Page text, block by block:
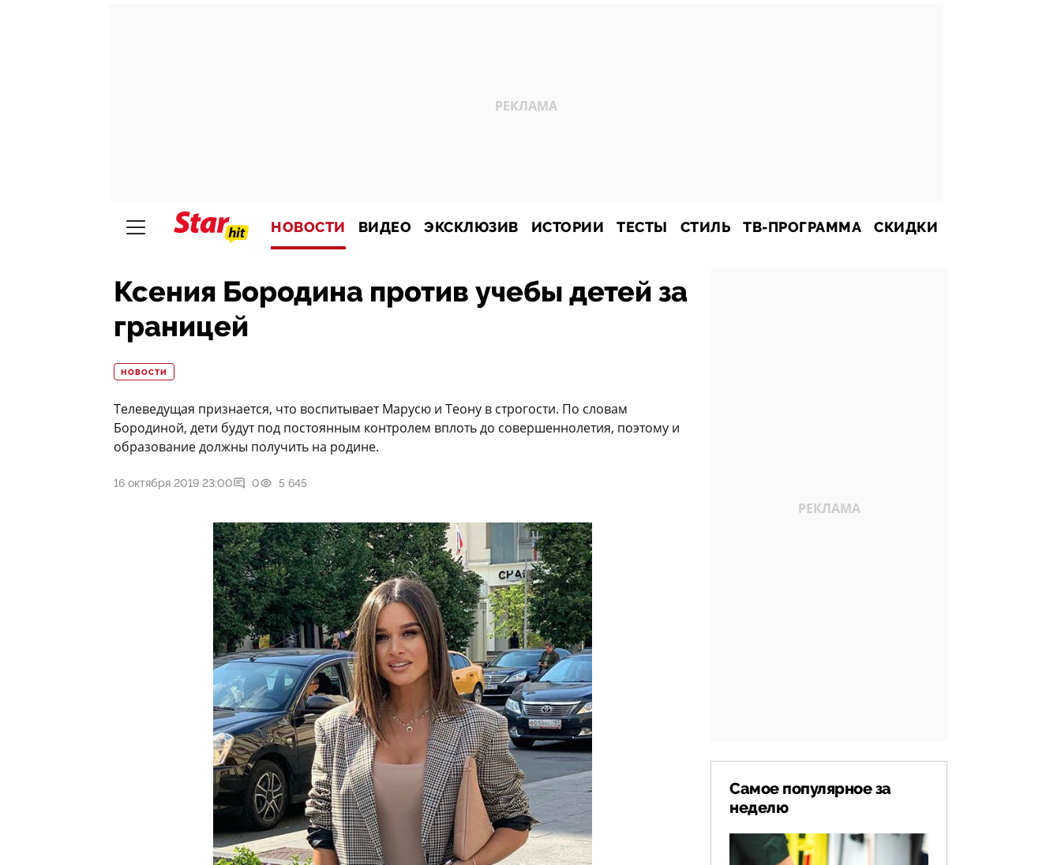
НОВОСТИ ВИДЕО ЭКСКЛЮЗИВ ИСТОРИИ ТЕСТЫ СТИЛЬ ТВ-ПРОГРАММА СКИДКИ
Ксения Бородина против учебы детей за
границей
НОВОСТИ
Телеведущая признается, что воспитывает Марусю и Теону в строгости. По словам
Бородиной, дети будут под постоянным контролем вплоть до совершеннолетия, поэтому и
образование должны получить на родине.
16 октября 2019 23:00 0 5 645
Самое популярное за
неделю